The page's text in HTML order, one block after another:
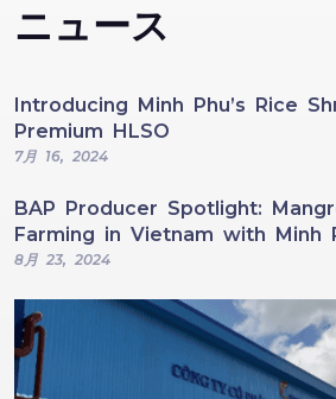
ニュース
Introducing Minh Phu’s Rice
Premium HLSO
7月 16, 2024
BAP Producer Spotlight:
Farming in Vietnam with Minh
8月 23, 2024